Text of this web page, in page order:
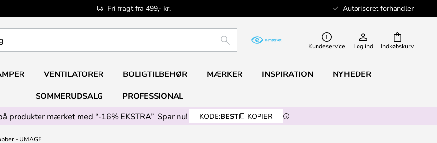
Fri fragt fra 499,- kr. Autoriseret forhandler
Indkøbskurv
SØG Kundeservice Log ind
VENTILATORER BOLIGTILBEHØR MÆRKER INSPIRATION NYHEDER
SOMMERUDSALG
PROFESSIONAL
produkter mærket med “-16% EKSTRA” Spar nu! KODE:BEST KOPIER
- UMAGE